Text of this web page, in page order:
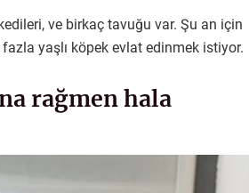
ve birkaç tavuğu var. Şu an için
yaşlı köpek evlat edinmek istiyor.
rağmen hala